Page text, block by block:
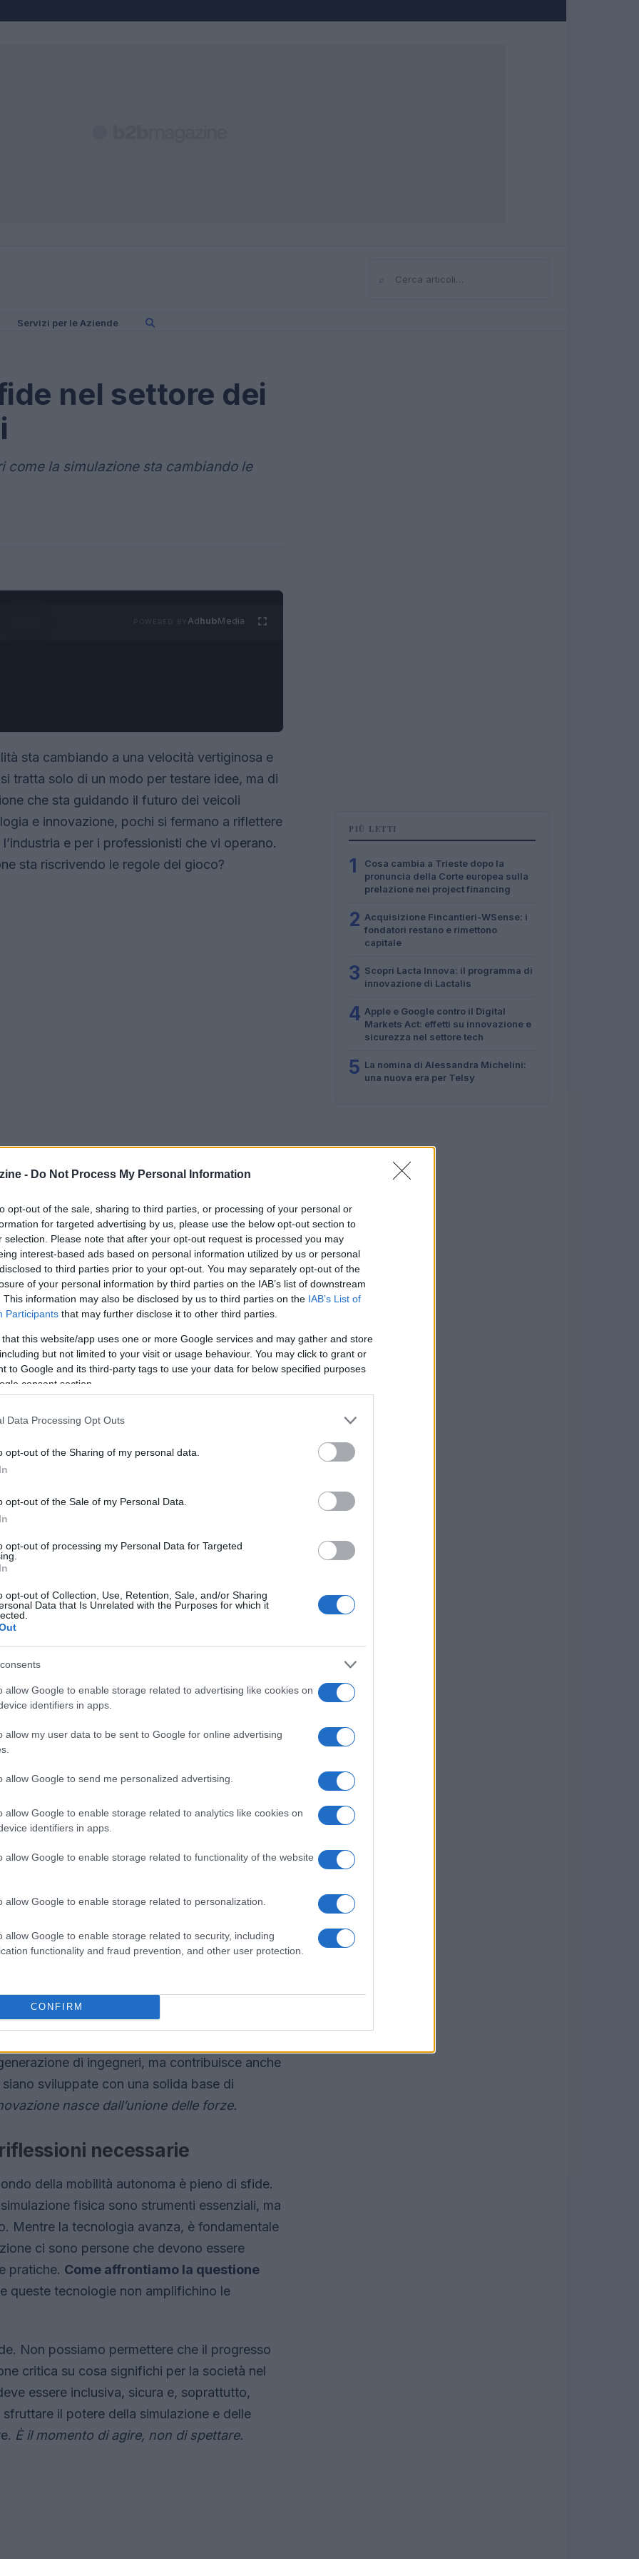
- Do Not Process My Personal Information
opt-out of the sale, sharing to third parties, or processing of your personal or
for targeted advertising by us, please use the below opt-out section to
selection. Please note that after your opt-out request is processed you may
interest-based ads based on personal information utilized by us or personal
to third parties prior to your opt-out. You may separately opt-out of the
of your personal information by third parties on the IAB’s list of downstream
This information may also be disclosed by us to third parties on the IAB’s List of
Participants that may further disclose it to other third parties.
that this website/app uses one or more Google services and may gather and store
but not limited to your visit or usage behaviour. You may click to grant or
to Google and its third-party tags to use your data for below specified purposes
consent section.
Data Processing Opt Outs
opt-out of the Sharing of my personal data.
opt-out of the Sale of my Personal Data.
opt-out of processing my Personal Data for Targeted
opt-out of Collection, Use, Retention, Sale, and/or Sharing
Data that Is Unrelated with the Purposes for which it
allow Google to enable storage related to advertising like cookies on
identifiers in apps.
allow my user data to be sent to Google for online advertising
allow Google to send me personalized advertising.
allow Google to enable storage related to analytics like cookies on
identifiers in apps.
allow Google to enable storage related to functionality of the website
allow Google to enable storage related to personalization.
allow Google to enable storage related to security, including
functionality and fraud prevention, and other user protection.
CONFIRM
⌕Cerca
Servizi per le Aziende
nel settore dei
come la simulazione sta cambiando le
AdhubMedia
sta cambiando a una velocità vertiginosa e
tratta solo di un modo per testare idee, ma di
che sta guidando il futuro dei veicoli
e innovazione, pochi si fermano a riflettere
e per i professionisti che vi operano.
sta riscrivendo le regole del gioco?
indispensabile
il progresso nel settore dei veicoli
della guida autonoma, la necessità di
è diventata cruciale. Le statistiche parlano
simulazione hanno visto un incremento del
ai concorrenti che si sono affidati
è una realtà.La simulazione non
e testare situazioni che sarebbero
nel mondo reale. Questo è esattamente ciò
in un settore dove ogni errore può
i problemi è un vantaggio competitivo
correlate? Stanno evolvendo a
di questo cambiamento. La domanda è: sei
il tuo business?
globale
che il successo di un’azienda nel campo
dalle sue tecnologie, ma dalla sua capacità
sia commerciali che tecniche, sono il
attore nel settore, dagli ingegneri agli
lavorare insieme per creare soluzioni che
quanto possa essere potente una rete di
il suo impegno nel fornire strumenti di
e ai professionisti del settore. Questo
di ingegneri, ma contribuisce anche
sviluppate con una solida base di
nasce dall’unione delle forze.
necessarie
della mobilità autonoma è pieno di sfide.
fisica sono strumenti essenziali, ma
Mentre la tecnologia avanza, è fondamentale
ci sono persone che devono essere
pratiche. Come affrontiamo la questione
queste tecnologie non amplifichino le
Non possiamo permettere che il progresso
critica su cosa significhi per la società nel
essere inclusiva, sicura e, soprattutto,
il potere della simulazione e delle
È il momento di agire, non di spettare.
PIÙ LETTI
1
Cosa cambia a Trieste dopo la
pronuncia della Corte europea sulla
prelazione nei project financing
2 Acquisizione Fincantieri-WSense: i
fondatori restano e rimettono
capitale
3 Scopri Lacta Innova: il programma di
innovazione di Lactalis
4 Apple e Google contro il Digital
Markets Act: effetti su innovazione e
sicurezza nel settore tech
5 La nomina di Alessandra Michelini:
una nuova era per Telsy